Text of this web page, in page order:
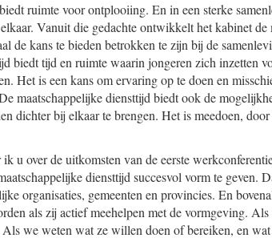
ruimte voor ontplooiing. En in een sterke
Vanuit die gedachte ontwikkelt het kabinet
de kans te bieden betrokken te zijn bij de
biedt tijd en ruimte waarin jongeren zich inzetten
Het is een kans om ervaring op te doen en
maatschappelijke diensttijd biedt ook de
dichter bij elkaar te brengen. Het is meedoen,
u over de uitkomsten van de eerste
diensttijd succesvol vorm te geven.
organisaties, gemeenten en provincies. En
als zij actief meehelpen met de vormgeving.
we weten wat ze willen doen of bereiken, en